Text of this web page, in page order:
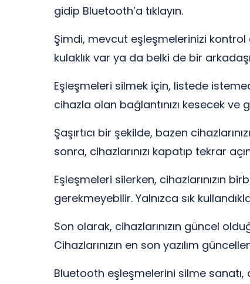
gidip Bluetooth’a tıklayın.
Şimdi, mevcut eşleşmelerinizi
kulaklık var ya da belki de bir
Eşleşmeleri silmek için, listede
cihazla olan bağlantınızı kesecek ve
Şaşırtıcı bir şekilde, bazen
sonra, cihazlarınızı kapatıp tekrar
Eşleşmeleri silerken, cihazlarınızın
gerekmeyebilir. Yalnızca sık
Son olarak, cihazlarınızın güncel
Cihazlarınızın en son yazılım
Bluetooth eşleşmelerini silme sanatı,